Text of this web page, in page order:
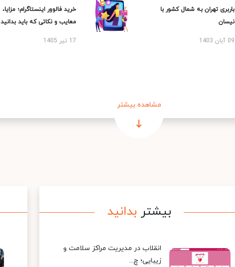
باربری تهران به شمال کشور با
نیسان
09 آبان 1403
خرید فالوور اینستاگرام؛ مزایا،
معایب و نکاتی که باید بدانید
17 تیر 1405
مشاهده بیشتر
بیشتر بدانید
انقلاب در مدیریت مراکز سلامت و
زیبایی؛ چ...